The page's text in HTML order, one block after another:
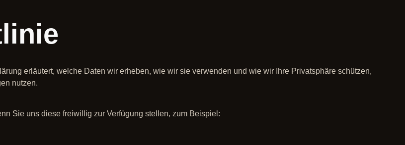
erläutert, welche Daten wir erheben, wie wir sie verwenden und wie wir Ihre Privatsphäre schützen,
nutzen.
Sie uns diese freiwillig zur Verfügung stellen, zum Beispiel: